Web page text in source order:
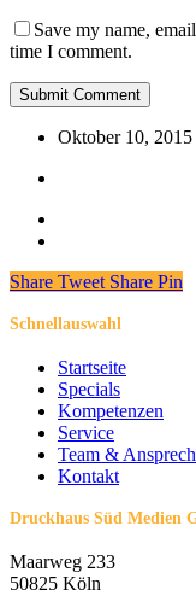
Save my name,
time I comment.
Oktober 10, 2015
Share Tweet Share Pin
Schnellauswahl
Startseite
Specials
Kompetenzen
Service
Team &
Kontakt
Druckhaus Süd Medien
Maarweg 233
50825 Köln